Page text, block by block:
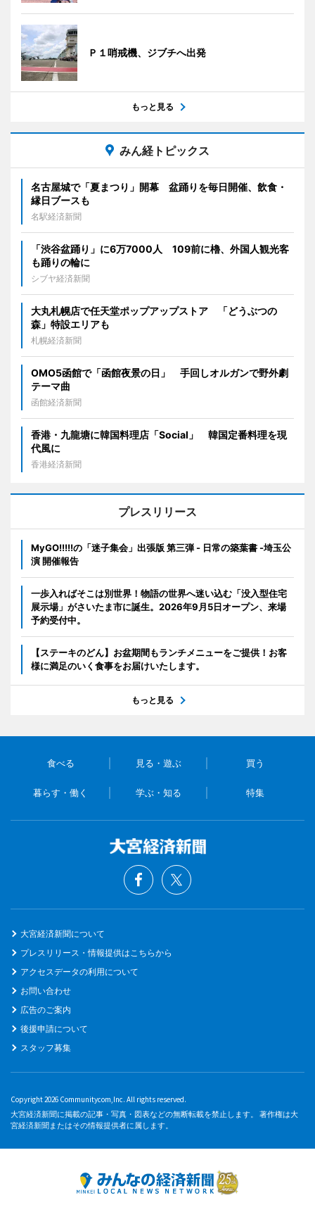
Ｐ１哨戒機、ジブチへ出発
もっと見る
みん経トピックス
名古屋城で「夏まつり」開幕 盆踊りを毎日開催、飲食・
縁日ブースも
名駅経済新聞
「渋谷盆踊り」に6万7000人 109前に櫓、外国人観光客
も踊りの輪に
シブヤ経済新聞
大丸札幌店で任天堂ポップアップストア 「どうぶつの
森」特設エリアも
札幌経済新聞
OMO5函館で「函館夜景の日」 手回しオルガンで野外劇
テーマ曲
函館経済新聞
香港・九龍塘に韓国料理店「Social」 韓国定番料理を現
代風に
香港経済新聞
プレスリリース
MyGO!!!!!の「迷子集会」出張版 第三弾 - 日常の築葉書 -埼玉公
演 開催報告
一歩入ればそこは別世界！物語の世界へ迷い込む「没入型住宅
展示場」がさいたま市に誕生。2026年9月5日オープン、来場
予約受付中。
【ステーキのどん】お盆期間もランチメニューをご提供！お客
様に満足のいく食事をお届けいたします。
もっと見る
食べる 見る・遊ぶ 買う
暮らす・働く 学ぶ・知る 特集
大宮経済新聞について
プレスリリース・情報提供はこちらから
アクセスデータの利用について
お問い合わせ
広告のご案内
後援申請について
スタッフ募集
Copyright 2026 Communitycom,Inc. All rights reserved.
大宮経済新聞に掲載の記事・写真・図表などの無断転載を禁止します。 著作権は大
宮経済新聞またはその情報提供者に属します。